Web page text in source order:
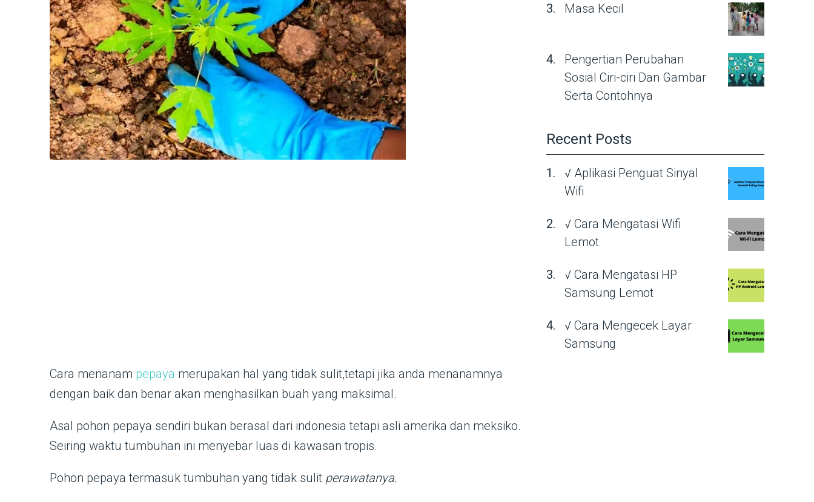
Cara menanam pepaya merupakan hal yang tidak sulit,tetapi jika anda menanamnya
dengan baik dan benar akan menghasilkan buah yang maksimal.
Asal pohon pepaya sendiri bukan berasal dari indonesia tetapi asli amerika dan meksiko.
Seiring waktu tumbuhan ini menyebar luas di kawasan tropis.
Pohon pepaya termasuk tumbuhan yang tidak sulit perawatanya.
Masa Kecil
Pengertian Perubahan
Sosial Ciri-ciri Dan Gambar
Serta Contohnya
Recent Posts
√ Aplikasi Penguat Sinyal
Wifi
√ Cara Mengatasi Wifi
Lemot
√ Cara Mengatasi HP
Samsung Lemot
√ Cara Mengecek Layar
Samsung